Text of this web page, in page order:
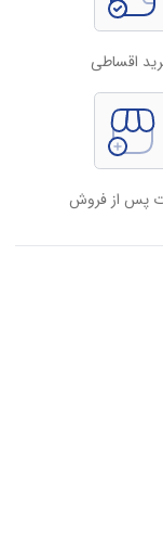
اقساطی
پس از فروش